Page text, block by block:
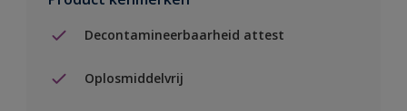
Decontamineerbaarheid attest
Oplosmiddelvrij